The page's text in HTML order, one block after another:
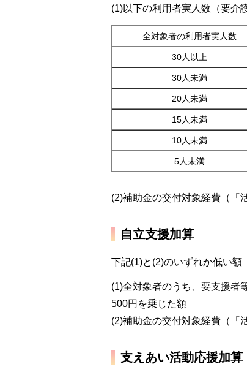
(1)以下の利用者実人数（要介
全対象者の利用者実人数
30人以上
30人未満
20人未満
15人未満
10人未満
5人未満
(2)補助金の交付対象経費（「
自立支援加算
下記(1)と(2)のいずれか低い額
(1)全対象者のうち、要支援者
500円を乗じた額
(2)補助金の交付対象経費（「
支えあい活動応援加算